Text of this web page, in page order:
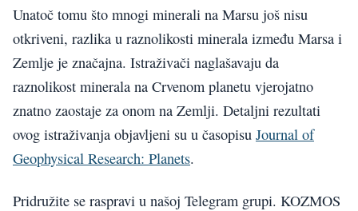
Unatoč tomu što mnogi minerali na Marsu još nisu
otkriveni, razlika u raznolikosti minerala između Marsa i
Zemlje je značajna. Istraživači naglašavaju da
raznolikost minerala na Crvenom planetu vjerojatno
znatno zaostaje za onom na Zemlji. Detaljni rezultati
ovog istraživanja objavljeni su u časopisu Journal of
Geophysical Research: Planets.
Pridružite se raspravi u našoj Telegram grupi. KOZMOS